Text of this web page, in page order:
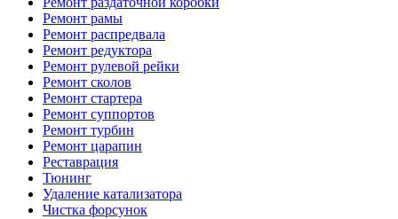
Ремонт рамы
Ремонт распредвала
Ремонт редуктора
Ремонт рулевой рейки
Ремонт сколов
Ремонт стартера
Ремонт суппортов
Ремонт турбин
Ремонт царапин
Реставрация
Тюнинг
Удаление катализатора
Чистка форсунок